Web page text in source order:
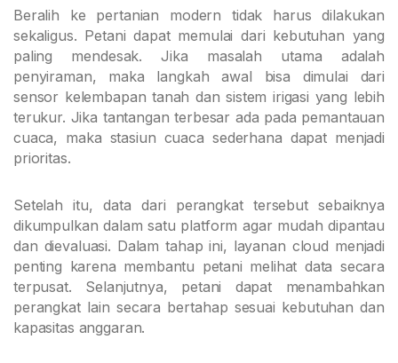
Beralih ke pertanian modern tidak harus dilakukan
sekaligus. Petani dapat memulai dari kebutuhan yang
paling mendesak. Jika masalah utama adalah
penyiraman, maka langkah awal bisa dimulai dari
sensor kelembapan tanah dan sistem irigasi yang lebih
terukur. Jika tantangan terbesar ada pada pemantauan
cuaca, maka stasiun cuaca sederhana dapat menjadi
prioritas.
Setelah itu, data dari perangkat tersebut sebaiknya
dikumpulkan dalam satu platform agar mudah dipantau
dan dievaluasi. Dalam tahap ini, layanan cloud menjadi
penting karena membantu petani melihat data secara
terpusat. Selanjutnya, petani dapat menambahkan
perangkat lain secara bertahap sesuai kebutuhan dan
kapasitas anggaran.